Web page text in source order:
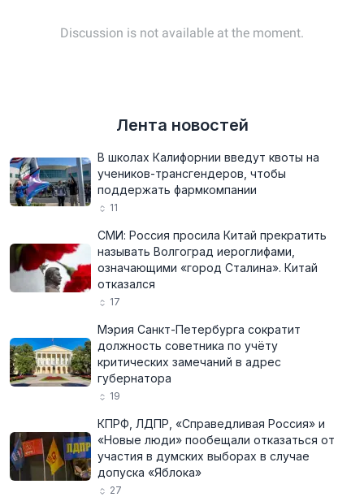
Лента новостей
В школах Калифорнии введут квоты на
учеников-трансгендеров, чтобы
поддержать фармкомпании
11
СМИ: Россия просила Китай прекратить
называть Волгоград иероглифами,
означающими «город Сталина». Китай
отказался
17
Мэрия Санкт-Петербурга сократит
должность советника по учёту
критических замечаний в адрес
губернатора
19
КПРФ, ЛДПР, «Справедливая Россия» и
«Новые люди» пообещали отказаться от
участия в думских выборах в случае
допуска «Яблока»
27